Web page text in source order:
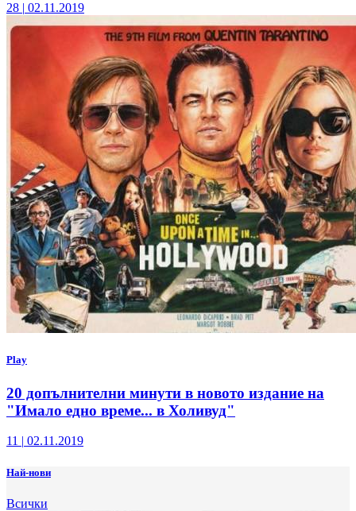
28 | 02.11.2019
Play
20 допълнителни минути в новото издание на
"Имало едно време... в Холивуд"
11 | 02.11.2019
Най-нови
Всички